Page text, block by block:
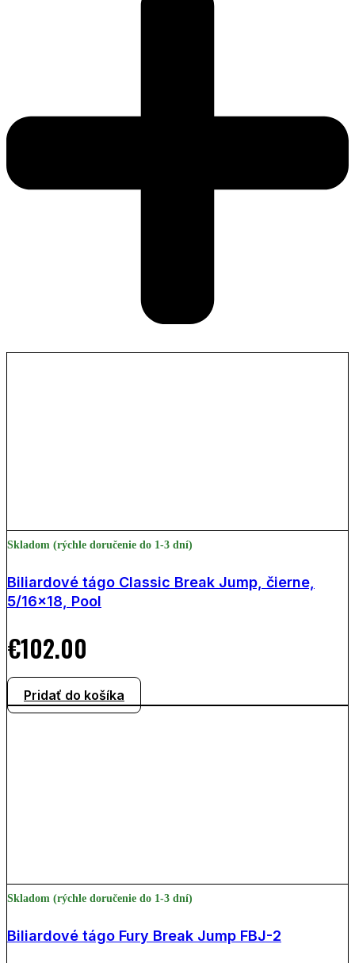
Skladom (rýchle doručenie do 1-3 dní)
Biliardové tágo Classic Break Jump, čierne,
5/16×18, Pool
€102.00
Pridať do košíka
Skladom (rýchle doručenie do 1-3 dní)
Biliardové tágo Fury Break Jump FBJ-2